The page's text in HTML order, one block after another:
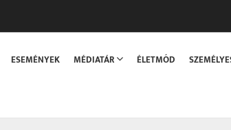
ESEMÉNYEK MÉDIATÁR ÉLETMÓD